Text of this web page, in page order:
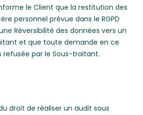
le Client que la restitution des
personnel prévue dans le RGPD
Réversibilité des données vers un
et que toute demande en ce
refusée par le Sous-traitant.
droit de réaliser un audit sous